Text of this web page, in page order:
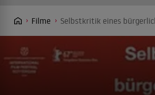
Filme Selbstkritik eines